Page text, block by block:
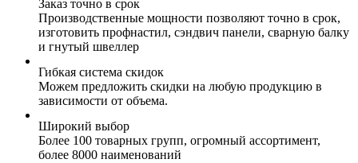
Заказ точно в срок
Производственные мощности позволяют точно в срок,
изготовить профнастил, сэндвич панели, сварную балку
и гнутый швеллер
Гибкая система скидок
Можем предложить скидки на любую продукцию в
зависимости от объема.
Широкий выбор
Более 100 товарных групп, огромный ассортимент,
более 8000 наименований